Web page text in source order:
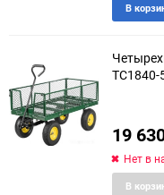
В
TC1840-
19
Нет в
В